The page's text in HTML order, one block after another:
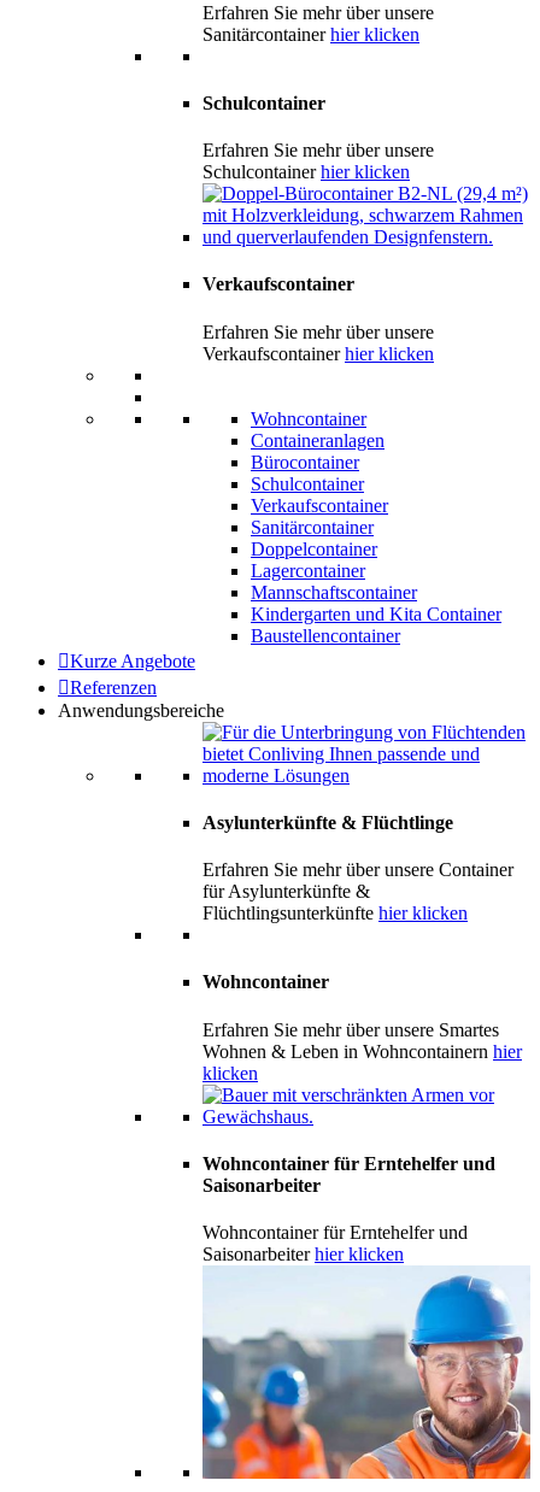
Erfahren Sie mehr über unsere
Sanitärcontainerhier klicken
Schulcontainer
Erfahren Sie mehr über unsere
Schulcontainerhier klicken
Verkaufscontainer
Erfahren Sie mehr über unsere
Verkaufscontainerhier klicken
Wohncontainer
Containeranlagen
Bürocontainer
Schulcontainer
Verkaufscontainer
Sanitärcontainer
Doppelcontainer
Lagercontainer
Mannschaftscontainer
Kindergarten und Kita Container
Baustellencontainer
Kurze Angebote
Referenzen
Anwendungsbereiche
Asylunterkünfte & Flüchtlinge
Erfahren Sie mehr über unsere Container
für Asylunterkünfte &
Flüchtlingsunterkünfte hier klicken
Wohncontainer
Erfahren Sie mehr über unsere Smartes
Wohnen & Leben in Wohncontainern hier
klicken
Wohncontainer für Erntehelfer und
Saisonarbeiter
Wohncontainer für Erntehelfer und
Saisonarbeiterhier klicken